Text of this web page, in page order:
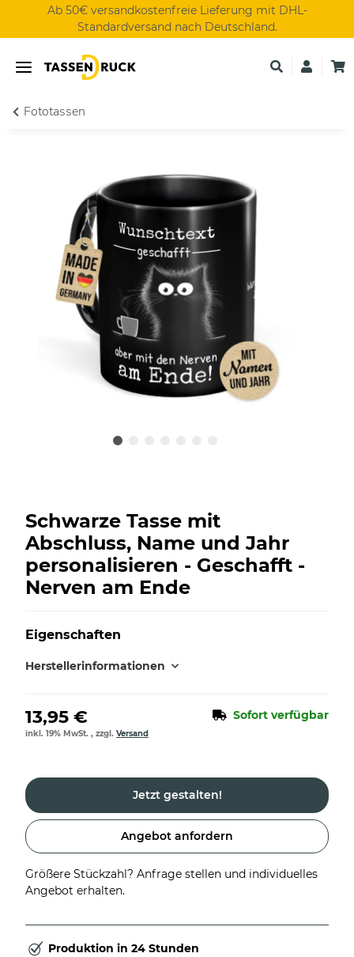
Ab 50€ versandkostenfreie Lieferung mit DHL-
Standardversand nach Deutschland.
Fototassen
Schwarze Tasse mit
Abschluss, Name und Jahr
personalisieren - Geschafft -
Nerven am Ende
Eigenschaften
Herstellerinformationen
13,95 € Sofort verfügbar
inkl. 19% MwSt. , zzgl. Versand
Jetzt gestalten!
Angebot anfordern
Größere Stückzahl? Anfrage stellen und individuelles
Angebot erhalten.
Produktion in 24 Stunden